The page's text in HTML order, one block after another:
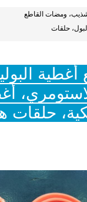
ومضات القاطع
حلقات
أغطية
حلقات